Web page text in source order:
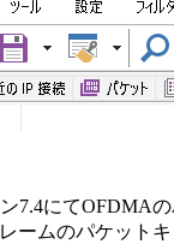
7.4にてOFDMA
ームのパケット